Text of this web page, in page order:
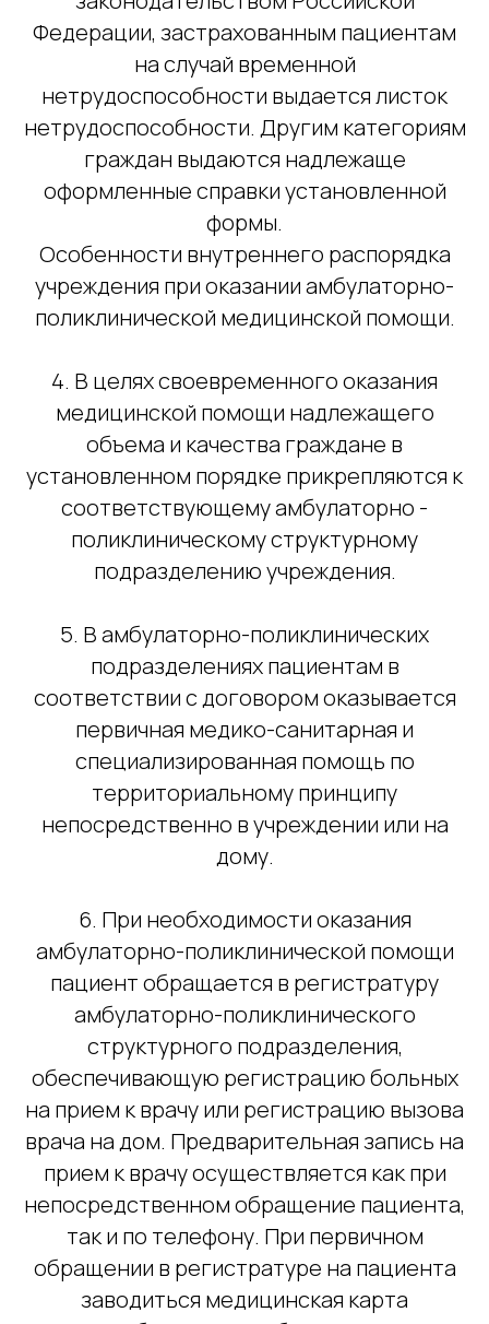
Федерации, застрахованным пациентам
на случай временной
нетрудоспособности выдается листок
нетрудоспособности. Другим категориям
граждан выдаются надлежаще
оформленные справки установленной
формы.
Особенности внутреннего распорядка
учреждения при оказании амбулаторно-
поликлинической медицинской помощи.
4. В целях своевременного оказания
медицинской помощи надлежащего
объема и качества граждане в
установленном порядке прикрепляются к
соответствующему амбулаторно -
поликлиническому структурному
подразделению учреждения.
5. В амбулаторно-поликлинических
подразделениях пациентам в
соответствии с договором оказывается
первичная медико-санитарная и
специализированная помощь по
территориальному принципу
непосредственно в учреждении или на
дому.
6. При необходимости оказания
амбулаторно-поликлинической помощи
пациент обращается в регистратуру
амбулаторно-поликлинического
структурного подразделения,
обеспечивающую регистрацию больных
на прием к врачу или регистрацию вызова
врача на дом. Предварительная запись на
прием к врачу осуществляется как при
непосредственном обращение пациента,
так и по телефону. При первичном
обращении в регистратуре на пациента
заводиться медицинская карта